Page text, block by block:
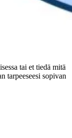
tai et tiedä mitä
tarpeeseesi sopivan